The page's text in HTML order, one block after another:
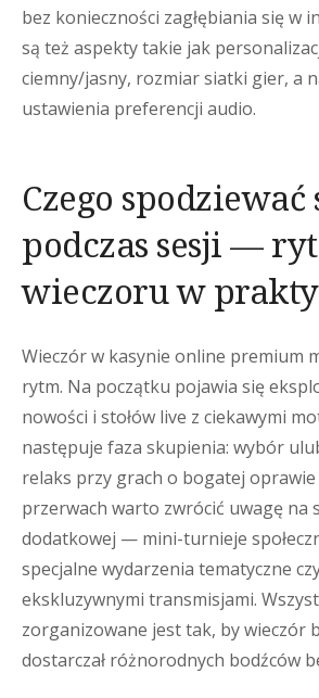
bez konieczności zagłębiania się w
są też aspekty takie jak
ciemny/jasny, rozmiar siatki gier, a
ustawienia preferencji audio.
Czego spodziewać
podczas sesji —
wieczoru w
Wieczór w kasynie online premium
rytm. Na początku pojawia się
nowości i stołów live z ciekawymi
następuje faza skupienia: wybór
relaks przy grach o bogatej oprawie
przerwach warto zwrócić uwagę na
dodatkowej — mini-turnieje
specjalne wydarzenia tematyczne
ekskluzywnymi transmisjami.
zorganizowane jest tak, by wieczór
dostarczał różnorodnych bodźców